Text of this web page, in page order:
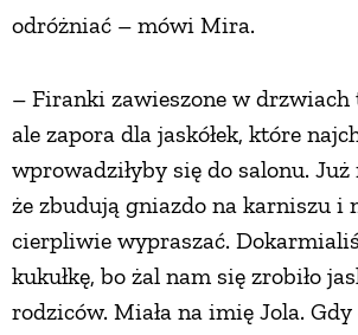
odróżniać – mówi Mira.
– Firanki zawieszone w drzwiach
ale zapora dla jaskółek, które
wprowadziłyby się do salonu. Już
że zbudują gniazdo na karniszu i
cierpliwie wypraszać.
kukułkę, bo żal nam się zrobiło
rodziców. Miała na imię Jola. Gdy